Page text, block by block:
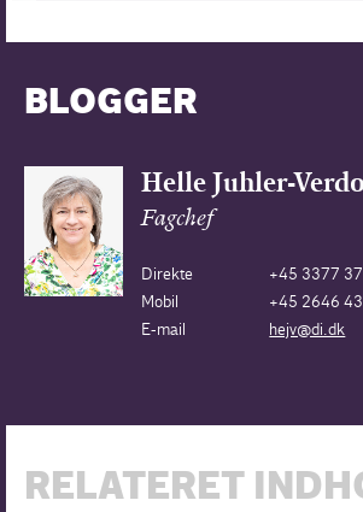
BLOGGER
Helle Juhler-
Fagchef
Direkte
+45 3377
Mobil
+45 2646
E-mail
hejv@di.dk
RELATERET